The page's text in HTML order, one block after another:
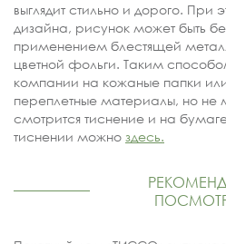
выглядит стильно и дорого. При
дизайна, рисунок может быть
применением блестящей
цветной фольги. Таким
компании на кожаные папки
переплетные материалы, но не
смотрится тиснение и на
тиснении можно здесь.